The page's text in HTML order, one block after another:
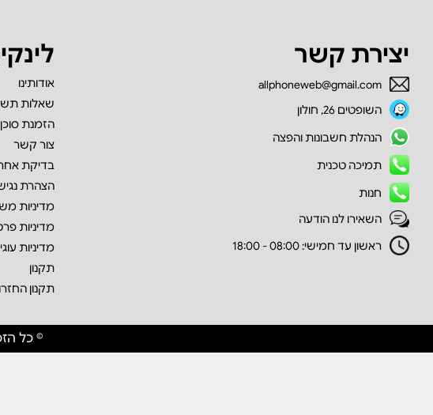
יצירת קשר
allphoneweb@gmail.com
השופטים 26, חולון
הנהלת חשבונות והפצה
תמיכה טכנית
חנות
השאירו לנו הודעה
ראשון עד חמישי: 08:00 - 18:00
אודותינו
שאלות
הזמנת סוכן
צור קשר
בדיקת
הצהרת
מדיניות
מדיניות
מדיניות
תקנון
תקנון
© כל